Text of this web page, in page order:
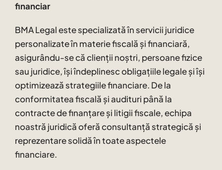
financiar
BMA Legal este specializată în servicii juridice
personalizate în materie fiscală și financiară,
asigurându-se că clienții noștri, persoane fizice
sau juridice, își îndeplinesc obligațiile legale și își
optimizează strategiile financiare. De la
conformitatea fiscală și audituri până la
contracte de finanțare și litigii fiscale, echipa
noastră juridică oferă consultanță strategică și
reprezentare solidă în toate aspectele
financiare.